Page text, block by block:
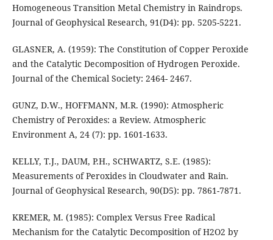
Homogeneous Transition Metal Chemistry in Raindrops.
Journal of Geophysical Research, 91(D4): pp. 5205-5221.
GLASNER, A. (1959): The Constitution of Copper Peroxide
and the Catalytic Decomposition of Hydrogen Peroxide.
Journal of the Chemical Society: 2464- 2467.
GUNZ, D.W., HOFFMANN, M.R. (1990): Atmospheric
Chemistry of Peroxides: a Review. Atmospheric
Environment A, 24 (7): pp. 1601-1633.
KELLY, T.J., DAUM, P.H., SCHWARTZ, S.E. (1985):
Measurements of Peroxides in Cloudwater and Rain.
Journal of Geophysical Research, 90(D5): pp. 7861-7871.
KREMER, M. (1985): Complex Versus Free Radical
Mechanism for the Catalytic Decomposition of H2O2 by